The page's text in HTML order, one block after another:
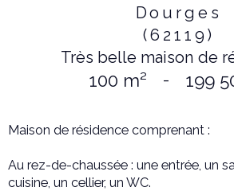
Dourges
(62119)
Très belle maison de
100 m² - 199
Maison de résidence comprenant :
Au rez-de-chaussée : une entrée, un
cuisine, un cellier, un WC.